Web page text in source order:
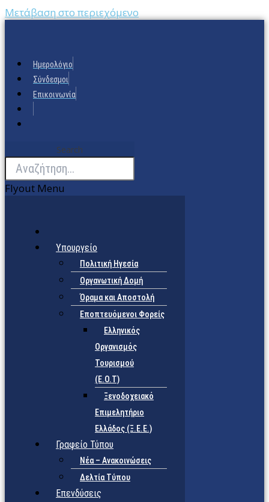
Μετάβαση στο περιεχόμενο
Ημερολόγιο
Σύνδεσμοι
Επικοινωνία
Search
Flyout Menu
Υπουργείο
Πολιτική Ηγεσία
Οργανωτική Δομή
Όραμα και Αποστολή
Εποπτευόμενοι Φορείς
Eλληνικός
Οργανισμός
Τουρισμού
(Ε.Ο.Τ)
Ξενοδοχειακό
Επιμελητήριο
Ελλάδος (Ξ.Ε.Ε.)
Γραφείο Τύπου
Νέα – Ανακοινώσεις
Δελτία Τύπου
Επενδύσεις